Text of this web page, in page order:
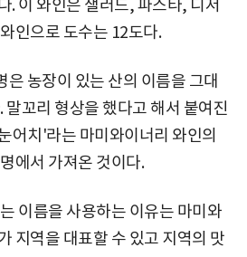
. 이 와인은 샐러드, 파스타, 디저
인으로 도수는 12도다.
농장이 있는 산의 이름을 그대
말꼬리 형상을 했다고 해서 붙여진
어치'라는 마미와이너리 와인의
에서 가져온 것이다.
이름을 사용하는 이유는 마미와
지역을 대표할 수 있고 지역의 맛